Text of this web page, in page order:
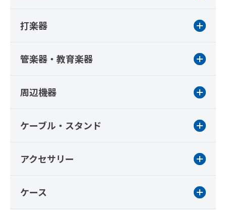
打楽器
管楽器・教育楽器
周辺機器
ケーブル・スタンド
アクセサリー
ケース